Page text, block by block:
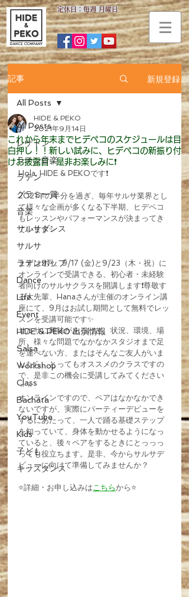
​定休日：毎週 月曜日
記事 新規登録
All Posts
レゲトン
ラテン音楽
ラテン
グラミー賞
音楽
サルサダンス
サルサ
ラテンポップ
Dance
Life
Event
HIDE & PEKO 出演情報
Salsa
Workshop
Class
Bachata
YouTube
Kids
子ども
キッズダンス
All Posts
これから年末までヒデペコのスケジュールは目
白押し！！新しい試みに、ヒデペコの新振り付
けお披露目✨是非お楽しみに❗️
HIDE & PEKO
2021年9月14日
Hola, HIDE & PEKOです❗️
2021年の半分を過ぎ、毎年サルサ業界とし
て様々な企画が多くなる下半期、ヒデペコ
もレッスンやパフォーマンスが決まってき
ています✨
まずは9月。9/17 (金)と9/23（木・祝）に
オンラインで受講できる、初心者・未経験
者向けのサルサクラスを開講します❗️尊敬す
る大先輩、Hanaさんが主催のオンライン講
座にて、9月はお試し期間として無料でレッ
スンを受講可能です✨
サルサに興味があるけど、状況、環境、場
所、様々な問題でなかなかスタジオまで足
を運べない方、またはそんなご友人がいま
したら、とってもオススメのクラスですの
で、是非この機会に受講してみてください
＾＾
オンラインですので、ペアはなかなかでき
ないですが、実際にパーティーデビューを
するにあたって、一人で踊る基礎ステップ
を知っていて、身体を動かせるようになっ
ていると、後々ペアをするときにとっっっ
っても役立ちます。是非、今からサルサデ
ビューに向けて準備してみませんか？
⭐️詳細・お申し込みはこちらから⭐️